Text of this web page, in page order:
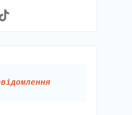
www.tiktok.com/@lyceum1man?_t=8YJMx0RJgIf&_r=1